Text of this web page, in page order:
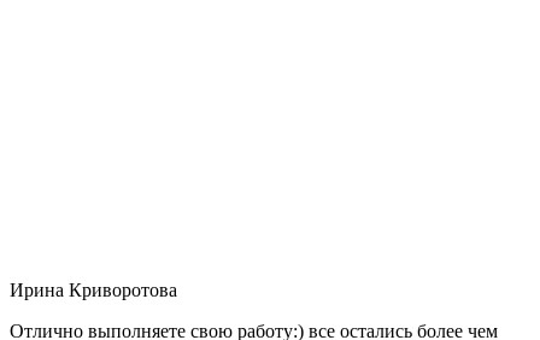
Ирина Криворотова
Отлично выполняете свою работу:) все остались более чем